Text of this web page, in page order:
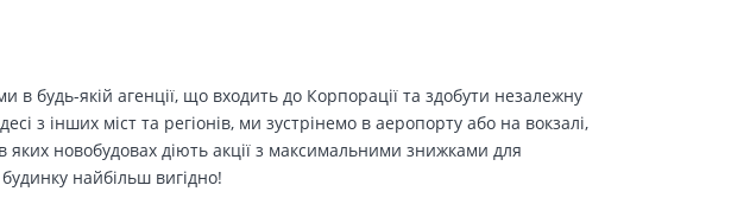
будь-якій агенції, що входить до Корпорації та здобути незалежну
з інших міст та регіонів, ми зустрінемо в аеропорту або на вокзалі,
новобудовах діють акції з максимальними знижками для
найбільш вигідно!